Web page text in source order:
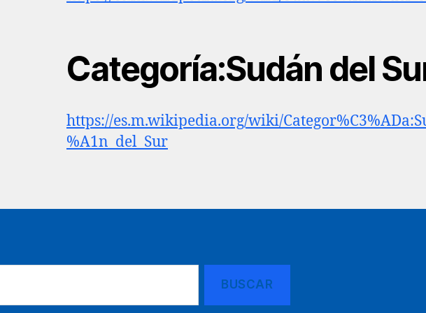
Categoría:Sudán del
https://es.m.wikipedia.org/wiki/
%A1n_del_Sur